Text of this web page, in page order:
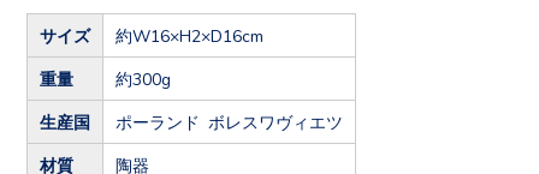
サイズ 約W16×H2×D16cm
重量 約300g
生産国 ポーランド ボレスワヴィエツ
材質 陶器